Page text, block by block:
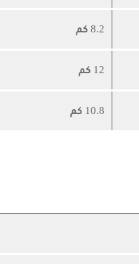
8.2 كم
12 كم
10.8 كم